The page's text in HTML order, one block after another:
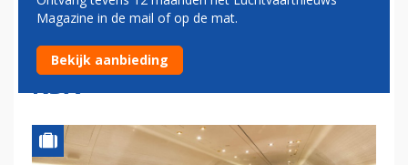
TIJDELIJKE VERVANGER
REGERINGSVLIEGTUIG PH-
KBX
Magazine in de mail of op de mat.
Bekijk aanbieding